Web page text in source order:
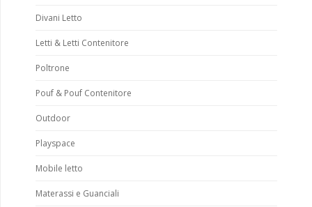
Divani Letto
Letti & Letti Contenitore
Poltrone
Pouf & Pouf Contenitore
Outdoor
Playspace
Mobile letto
Materassi e Guanciali